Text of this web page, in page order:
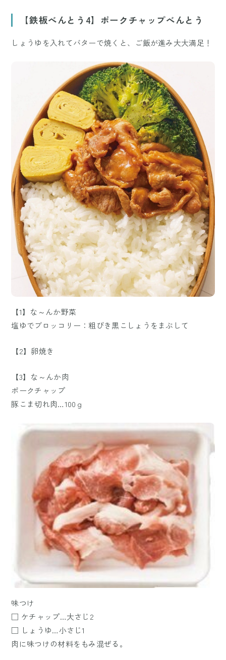
【鉄板べんとう4】ポークチャップべんとう
しょうゆを入れてバターで焼くと、ご飯が進み大大満足！
【1】な～んか野菜
塩ゆでブロッコリー：粗びき黒こしょうをまぶして
【2】卵焼き
【3】な～んか肉
ポークチャップ
豚こま切れ肉…100ｇ
味つけ
□ ケチャップ…大さじ2
□ しょうゆ…小さじ1
肉に味つけの材料をもみ混ぜる。